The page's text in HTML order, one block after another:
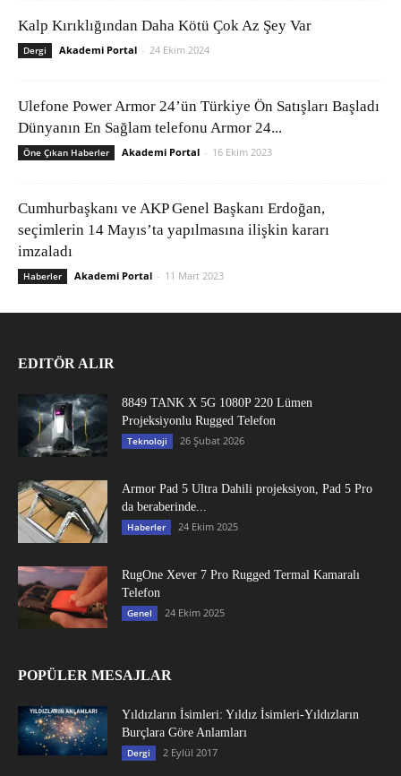
Kalp Kırıklığından Daha Kötü Çok Az Şey Var
Dergi Akademi Portal - 24 Ekim 2024
Ulefone Power Armor 24’ün Türkiye Ön Satışları Başladı
Dünyanın En Sağlam telefonu Armor 24...
Öne Çıkan Haberler Akademi Portal - 16 Ekim 2023
Cumhurbaşkanı ve AKP Genel Başkanı Erdoğan,
seçimlerin 14 Mayıs’ta yapılmasına ilişkin kararı
imzaladı
Haberler Akademi Portal - 11 Mart 2023
EDITÖR ALIR
8849 TANK X 5G 1080P 220 Lümen
Projeksiyonlu Rugged Telefon
Teknoloji 26 Şubat 2026
Armor Pad 5 Ultra Dahili projeksiyon, Pad 5 Pro
da beraberinde...
Haberler 24 Ekim 2025
RugOne Xever 7 Pro Rugged Termal Kamaralı
Telefon
Genel 24 Ekim 2025
POPÜLER MESAJLAR
Yıldızların İsimleri: Yıldız İsimleri-Yıldızların
Burçlara Göre Anlamları
Dergi 2 Eylül 2017